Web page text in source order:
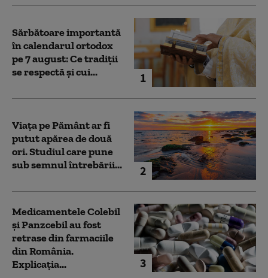
1
Sărbătoare importantă
în calendarul ortodox
pe 7 august: Ce tradiții
se respectă și cui...
2
Viața pe Pământ ar fi
putut apărea de două
ori. Studiul care pune
sub semnul întrebării...
3
Medicamentele Colebil
și Panzcebil au fost
retrase din farmaciile
din România.
Explicația...